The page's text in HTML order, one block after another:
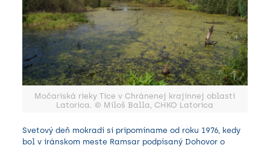
Močariská rieky Tice v Chránenej krajinnej oblasti
Latorica. © Miloš Balla, CHKO Latorica
Svetový deň mokradí si pripomíname od roku 1976, kedy
bol v iránskom meste Ramsar podpísaný Dohovor o